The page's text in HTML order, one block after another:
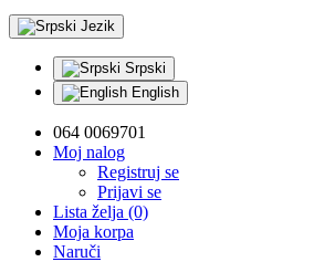
Jezik
Srpski
English
064 0069701
Moj nalog
Registruj se
Prijavi se
Lista želja (0)
Moja korpa
Naruči